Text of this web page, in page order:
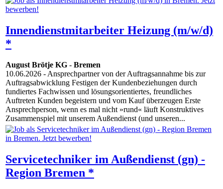
Innendienstmitarbeiter Heizung (m/w/d)
*
August Brötje KG - Bremen
10.06.2026 - Ansprechpartner von der Auftragsannahme bis zur
Auftragsabwicklung Festigen der Kundenbeziehungen durch
fundiertes Fachwissen und lösungsorientiertes, freundliches
Auftreten Kunden begeistern und vom Kauf überzeugen Erste
Ansprechperson, wenn es mal nicht »rund« läuft Konstruktives
Zusammenspiel mit unserem Außendienst (und unseren...
Servicetechniker im Außendienst (gn) -
Region Bremen *